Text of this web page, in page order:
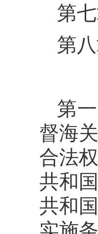
第
第
第
督海
合法
共和
共和